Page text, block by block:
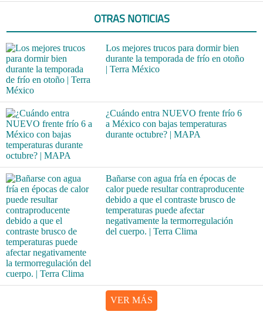
OTRAS NOTICIAS
Los mejores trucos para dormir bien
durante la temporada de frío en otoño
| Terra México
¿Cuándo entra NUEVO frente frío 6
a México con bajas temperaturas
durante octubre? | MAPA
Bañarse con agua fría en épocas de
calor puede resultar contraproducente
debido a que el contraste brusco de
temperaturas puede afectar
negativamente la termorregulación
del cuerpo. | Terra Clima
VER MÁS